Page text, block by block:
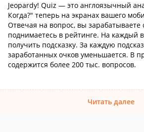
Jeopardy! Quiz — это англоязычный
Когда?" теперь на экранах вашего
Отвечая на вопрос, вы зарабатываете
поднимаетесь в рейтинге. На каждый
получить подсказку. За каждую
заработанных очков уменьшается. В
содержится более 200 тыс. вопросов.
Читать далее